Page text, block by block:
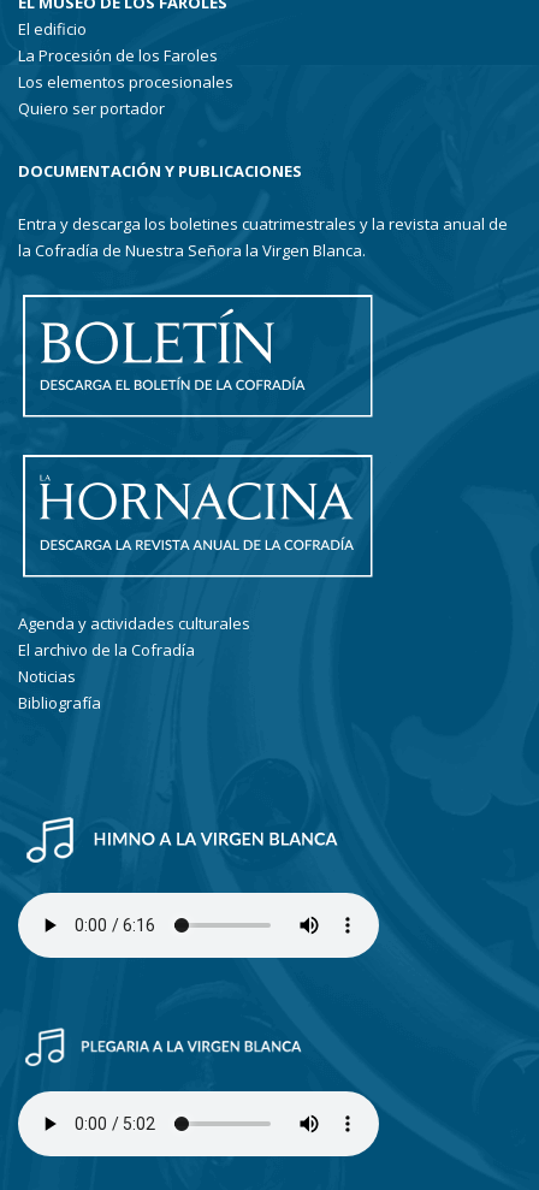
El edificio
La Procesión de los Faroles
Los elementos procesionales
Quiero ser portador
DOCUMENTACIÓN Y PUBLICACIONES
Entra y descarga los boletines cuatrimestrales y la revista anual de
la Cofradía de Nuestra Señora la Virgen Blanca.
Agenda y actividades culturales
El archivo de la Cofradía
Noticias
Bibliografía